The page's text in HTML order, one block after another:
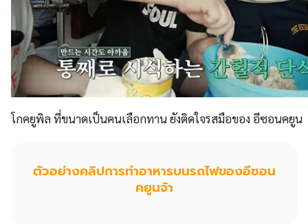
โกคยูพิล ที่ขนาดเป็นคนเลือกทาน ยังติดใจรสมือของ อีซอนคยูน
ตัวอย่างคลิปการทำอาหารบนรถไฟของอีซอน
คยูนจ้า